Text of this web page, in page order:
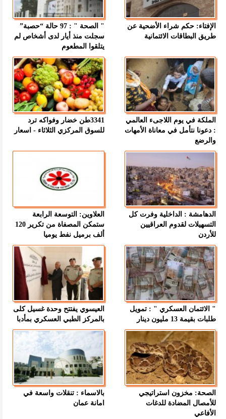
الإفتاء: حكم شراء الأضحية عن
طريق البطاقات الائتمانية
" الصحة " : 97 حالة “حصبة”
سجلت منذ أيار لدى أشخاص لم
يتلقوا المطعوم
الملكة في يوم اللاجىء العالمي
: دعونا نتأمل في معاناة الأمهات
والرضع
3341طن خضار وفواكه ترد
للسوق المركزي الثلاثاء - اسعار
الدهامشة : الداخلية وفرت كل
التسهيلات لقدوم العراقيين
للأردن
العلاوين: التوسعة الرابعة
ستمكن المصفاة من تكرير 120
ألف برميل نفط يوميا
" الائتمان العسكري " : تمويل
طلبات بقيمة 13 مليون دينار
العيسوي يفتتح وحدة غسيل كلى
بالمركز الطبي العسكري بمأدبا
الصحة: مخزون استراتيجي
للأمصال المضادة للدغات
الأفاعي
بالاسماء : تنقلات واسعة في
امانة عمان